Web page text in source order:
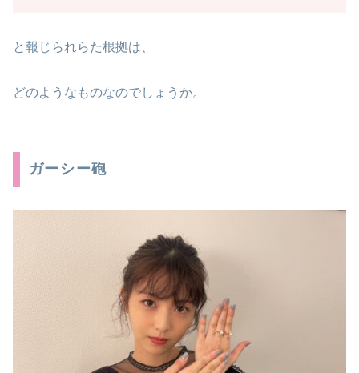
と報じられらた根拠は、
どのようなものなのでしょうか。
ガーシー砲